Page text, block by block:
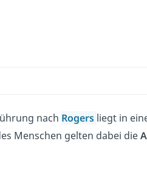
nach Rogers liegt in
Menschen gelten dabei die